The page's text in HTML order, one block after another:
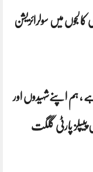
کالجوں میں سولرائزیشن
، ہم اپنےشہیدوں اور
پارٹی گلگت